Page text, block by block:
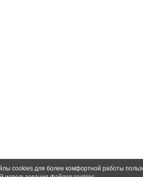
cookies для более комфортной работы